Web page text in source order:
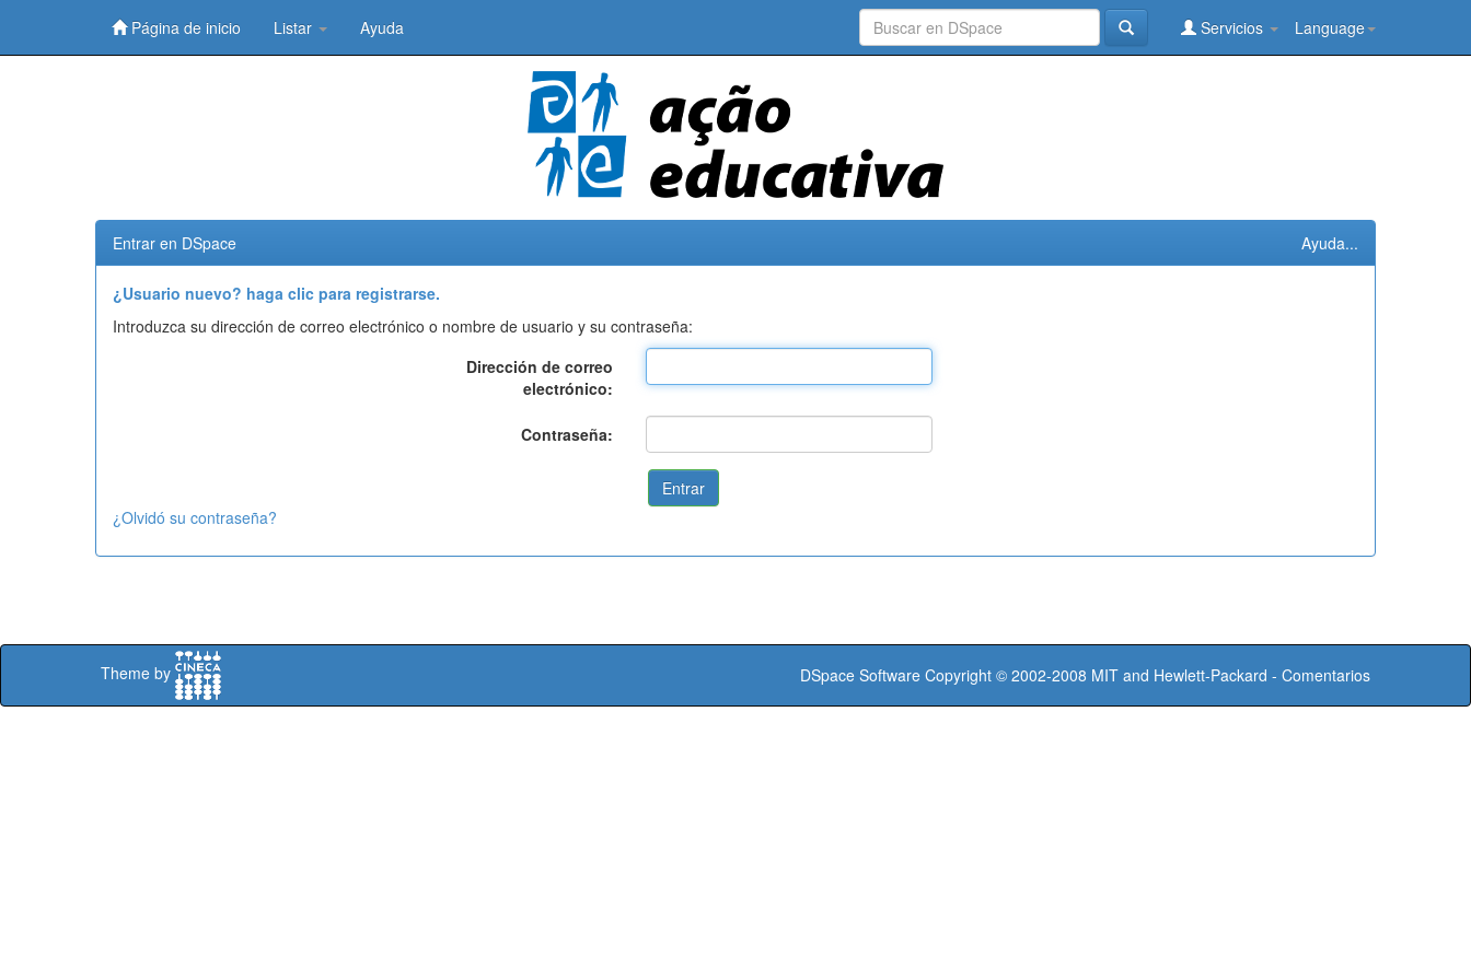
Página de inicio Listar Ayuda Language
Servicios
Entrar en DSpace Ayuda...
¿Usuario nuevo? haga clic para registrarse.
Introduzca su dirección de correo electrónico o nombre de usuario y su contraseña:
Dirección de correo
electrónico:
Contraseña:
¿Olvidó su contraseña?
Theme by DSpace Software Copyright © 2002-2008 MIT and Hewlett-Packard - Comentarios